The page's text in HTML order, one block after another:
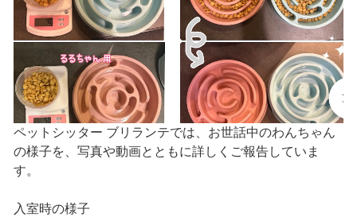
ペットシッター ブリランテでは、お世話中のわんちゃん
の様子を、写真や動画とともに詳しくご報告していま
す。
入室時の様子